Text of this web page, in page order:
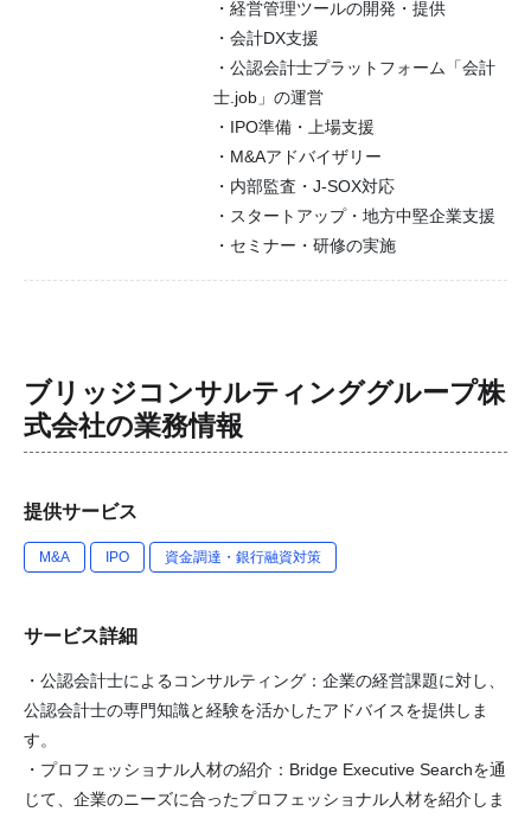
・経営管理ツールの開発・提供
・会計DX支援
・公認会計士プラットフォーム「会計
士.job」の運営
・IPO準備・上場支援
・M&Aアドバイザリー
・内部監査・J-SOX対応
・スタートアップ・地方中堅企業支援
・セミナー・研修の実施
ブリッジコンサルティンググループ株
式会社の業務情報
提供サービス
M&A IPO 資金調達・銀行融資対策
サービス詳細
・公認会計士によるコンサルティング：企業の経営課題に対し、
公認会計士の専門知識と経験を活かしたアドバイスを提供しま
す。
・プロフェッショナル人材の紹介：Bridge Executive Searchを通
じて、企業のニーズに合ったプロフェッショナル人材を紹介しま